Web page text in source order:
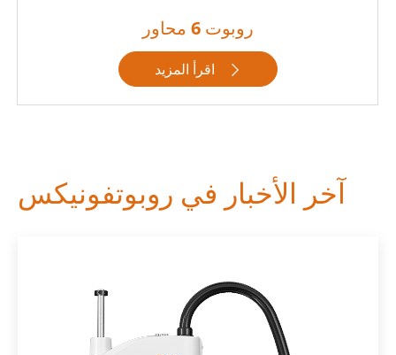
روبوت 6 محاور
اقرأ المزيد 
آخر الأخبار في روبوتفونيكس